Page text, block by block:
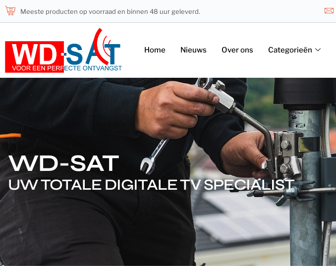
Meeste producten op voorraad en binnen 48 uur geleverd.
Home Nieuws Over ons Categorieën
WD-SAT
UW TOTALE DIGITALE TV SPECIALIST